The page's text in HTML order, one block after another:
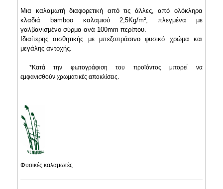
Μια καλαμωτή διαφορετική από τις άλλες, από ολόκληρα
κλαδιά bamboo καλαμιού 2,5Kg/m², πλεγμένα με
γαλβανισμένο σύρμα ανά 100mm περίπου.
Ιδιαίτερης αισθητικής με μπεζοπράσινο φυσικό χρώμα και
μεγάλης αντοχής.
*Κατά την φωτογράφιση του προϊόντος μπορεί να
εμφανισθούν χρωματικές αποκλίσεις.
Φυσικές καλαμωτές